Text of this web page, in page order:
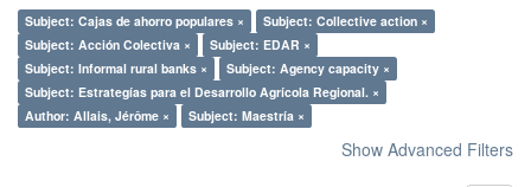
Subject: Cajas de ahorro populares ×
Subject: Collective action ×
Subject: Acción Colectiva ×
Subject: EDAR ×
Subject: Informal rural banks ×
Subject: Agency capacity ×
Subject: Estrategías para el Desarrollo Agrícola Regional. ×
Author: Allais, Jérôme ×
Subject: Maestría ×
Show Advanced Filters